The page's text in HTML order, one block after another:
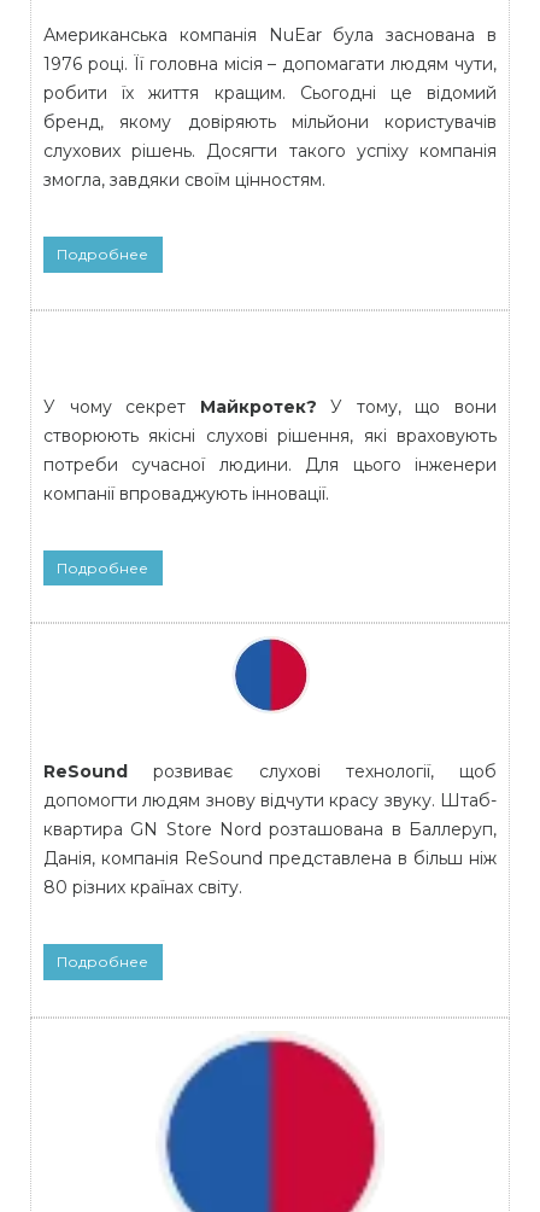
Американська компанія NuEar була заснована в
1976 році. Її головна місія – допомагати людям чути,
робити їх життя кращим. Сьогодні це відомий
бренд, якому довіряють мільйони користувачів
слухових рішень. Досягти такого успіху компанія
змогла, завдяки своїм цінностям.
Подробнее
У чому секрет Майкротек? У тому, що вони
створюють якісні слухові рішення, які враховують
потреби сучасної людини. Для цього інженери
компанії впроваджують інновації.
Подробнее
ReSound
розвиває слухові технології, щоб
допомогти людям знову відчути красу звуку. Штаб-
квартира GN Store Nord розташована в Баллеруп,
Данія, компанія ReSound представлена в більш ніж
80 різних країнах світу.
Подробнее